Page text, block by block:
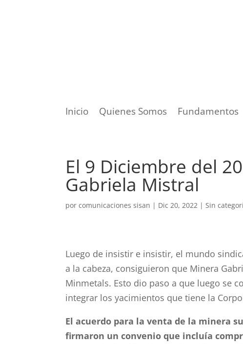
Inicio Quienes Somos Fundamentos
El 9 Diciembre del
Gabriela Mistral
porcomunicaciones sisan | Dic 20, 2022 |Sin
Luego de insistir e insistir, el mundo
a la cabeza, consiguieron que Minera
Minmetals. Esto dio paso a que luego se
integrar los yacimientos que tiene la
El acuerdo para la venta de la minera
firmaron un convenio que incluía